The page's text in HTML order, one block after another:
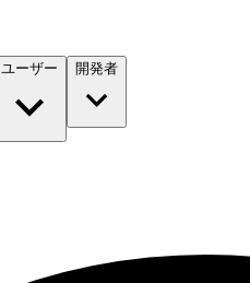
ユーザー 開発者​